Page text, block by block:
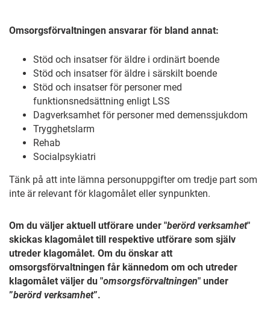
Omsorgsförvaltningen ansvarar för bland annat:
Stöd och insatser för äldre i ordinärt boende
Stöd och insatser för äldre i särskilt boende
Stöd och insatser för personer med
funktionsnedsättning enligt LSS
Dagverksamhet för personer med demenssjukdom
Trygghetslarm
Rehab
Socialpsykiatri
Tänk på att inte lämna personuppgifter om tredje part som
inte är relevant för klagomålet eller synpunkten.
Om du väljer aktuell utförare under "berörd verksamhet"
skickas klagomålet till respektive utförare som själv
utreder klagomålet. Om du önskar att
omsorgsförvaltningen får kännedom om och utreder
klagomålet väljer du "omsorgsförvaltningen" under
”berörd verksamhet”.